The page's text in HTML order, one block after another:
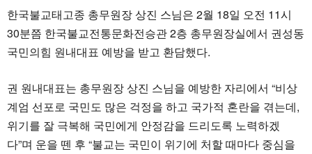
한국불교태고종 총무원장 상진 스님은 2월 18일 오전 11시
30분쯤 한국불교전통문화전승관 2층 총무원장실에서 권성동
국민의힘 원내대표 예방을 받고 환담했다.
권 원내대표는 총무원장 상진 스님을 예방한 자리에서 “비상
계엄 선포로 국민도 많은 걱정을 하고 국가적 혼란을 겪는데,
위기를 잘 극복해 국민에게 안정감을 드리도록 노력하겠
다”며 운을 뗀 후 “불교는 국민이 위기에 처할 때마다 중심을